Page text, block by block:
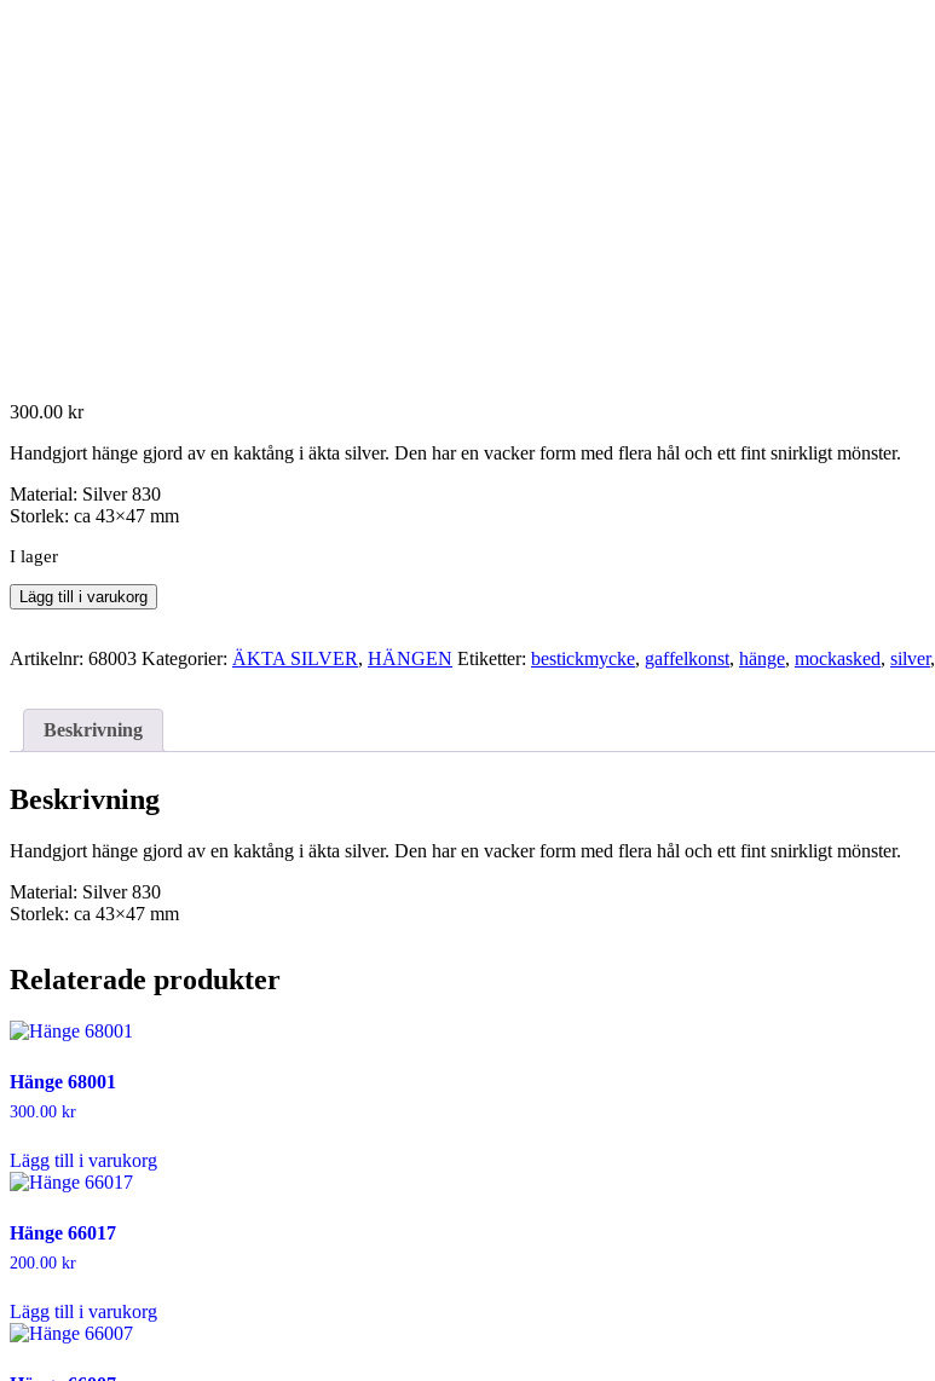
300.00 kr
Handgjort hänge gjord av en kaktång i äkta silver. Den har en vacker form med flera hål och ett fint snirkligt mönster.
Material: Silver 830
Storlek: ca 43×47 mm
I lager
Hänge
68003
Lägg till i varukorg
Artikelnr: 68003 Kategorier: ÄKTA SILVER, HÄNGEN Etiketter: bestickmycke, gaffelkonst, hänge, mockasked, silver,
Beskrivning
Beskrivning
Handgjort hänge gjord av en kaktång i äkta silver. Den har en vacker form med flera hål och ett fint snirkligt mönster.
Material: Silver 830
Storlek: ca 43×47 mm
Relaterade produkter
Hänge 68001
300.00 kr
Lägg till i varukorg
Hänge 66017
200.00 kr
Lägg till i varukorg